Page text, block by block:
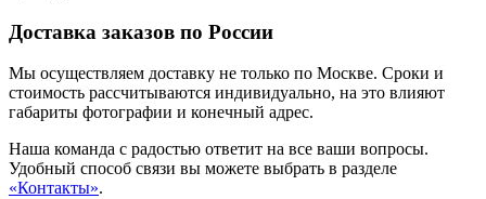
Доставка заказов по России
Мы осуществляем доставку не только по Москве. Сроки и
стоимость рассчитываются индивидуально, на это влияют
габариты фотографии и конечный адрес.
Наша команда с радостью ответит на все ваши вопросы.
Удобный способ связи вы можете выбрать в разделе
«Контакты».